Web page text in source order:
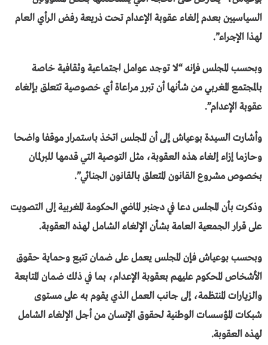
السياسيين بعدم إلغاء عقوبة الإعدام تحت ذريعة رفض الرأي العام
لهذا الإجراء”.
وبحسب المجلس فإنه “لا توجد عوامل اجتماعية وثقافية خاصة
بالمجتمع المغربي من شأنها أن تبرر مراعاة أي خصوصية تتعلق بإلغاء
عقوبة الإعدام”.
وأشارت السيدة بوعياش إلى أن المجلس اتخذ باستمرار موقفا واضحا
وحازما إزاء إلغاء هذه العقوبة، مثل التوصية التي قدمها للبرلمان
بخصوص مشروع القانون المتعلق بالقانون الجنائي”.
وذكرت بأن المجلس دعا في دجنبر الماضي الحكومة المغربية إلى التصويت
على قرار الجمعية العامة بشأن الإلغاء الشامل لهذه العقوبة.
وبحسب بوعياش فإن المجلس يعمل على ضمان تتبع وحماية حقوق
الأشخاص المحكوم عليهم بعقوبة الإعدام، بما في ذلك ضمان المتابعة
والزيارات المنتظمة، إلى جانب العمل الذي يقوم به على مستوى
شبكات المؤسسات الوطنية لحقوق الإنسان من أجل الإلغاء الشامل
لهذه العقوبة.